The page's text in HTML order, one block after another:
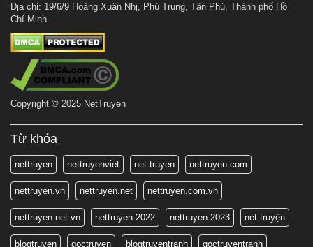
Địa chỉ: 19/6/9 Hoàng Xuân Nhị, Phú Trung, Tân Phú, Thành phố Hồ
Chí Minh
Copyright © 2025 NetTruyen
Từ khóa
nettruyen nettruyenviet net truyen nettruyen.com
nettruyen.vn nettruyen.net nettruyen.com.vn
nettruyen.net.vn nettruyen 2022 nettruyen 2023 nét truyện
blogtruyen goctruyen blogtruyentranh goctruyentranh